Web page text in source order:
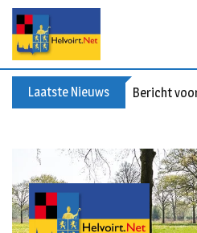
Laatste Nieuws Bericht